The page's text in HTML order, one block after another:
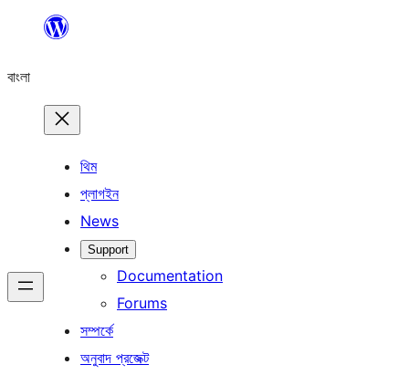
যান
বাংলা
থিম
প্লাগইন
News
Support
Documentation
Forums
সম্পর্কে
অনুবাদ প্রজেক্ট